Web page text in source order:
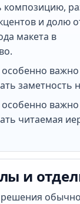
композицию,
и долю
макета в
особенно важно
заметность
особенно важно
читаемая
и
обычно